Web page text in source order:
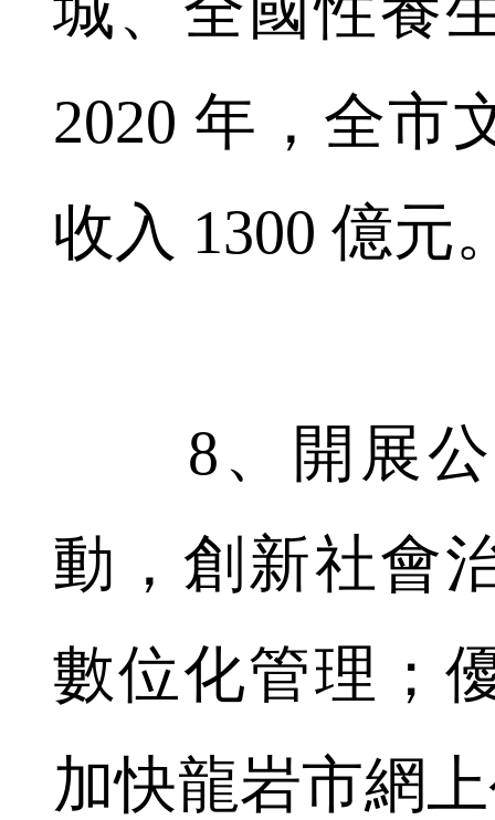
2020 年，全市
收入 1300 億元
8、開展公
動，創新社會
數位化管理；
加快龍岩市網